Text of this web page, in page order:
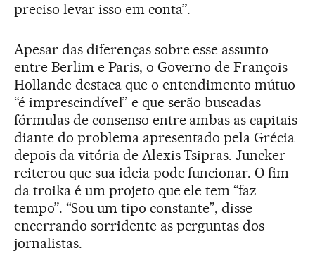
preciso levar isso em conta”.
Apesar das diferenças sobre esse assunto
entre Berlim e Paris, o Governo de François
Hollande destaca que o entendimento mútuo
“é imprescindível” e que serão buscadas
fórmulas de consenso entre ambas as capitais
diante do problema apresentado pela Grécia
depois da vitória de Alexis Tsipras. Juncker
reiterou que sua ideia pode funcionar. O fim
da troika é um projeto que ele tem “faz
tempo”. “Sou um tipo constante”, disse
encerrando sorridente as perguntas dos
jornalistas.